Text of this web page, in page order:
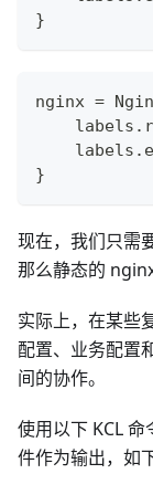
}
nginx =
    labels
.
    labels
.
}
现在，我们只需
那么静态的
实际上，在某些
配置、业务配置
间的协作。
使用以下 KCL
件作为输出，如